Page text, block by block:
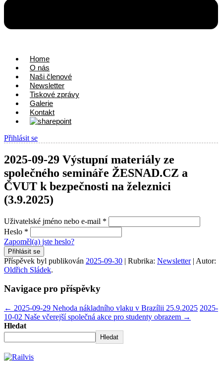
Home
O nás
Naši členové
Newsletter
Tiskové zprávy
Galerie
Kontakt
Přihlásit se
2025-09-29 Výstupní materiály ze
společného semináře ŽESNAD.CZ a
ČVUT k bezpečnosti na železnici
(3.9.2025)
Uživatelské jméno nebo e-mail *
Heslo *
Zapoměl(a) jste heslo?
Přihlásit se
Příspěvek byl publikován 2025-09-30 | Rubrika: Newsletter| Autor:
Oldřich Sládek.
Navigace pro příspěvky
← 2025-09-29 Nehoda nákladního vlaku v Brazílii 25.9.2025 2025-
10-02 Naše včerejší společná akce pro studenty obrazem →
Hledat
Hledat